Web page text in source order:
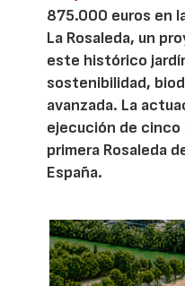
875.000 euros en
La Rosaleda, un
este histórico
sostenibilidad,
avanzada. La
ejecución de cinco
primera Rosaleda
España.